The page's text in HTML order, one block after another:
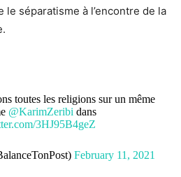
séparatisme à l’encontre de la
toutes les religions sur un même
@KarimZeribi dans
3HJ95B4geZ
February 11, 2021